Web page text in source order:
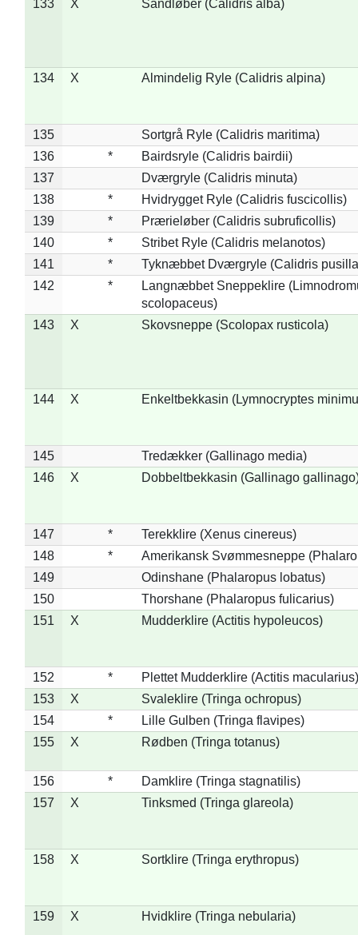
133 X Sandløber (Calidris alba)
134 X Almindelig Ryle (Calidris alpina)
135
Sortgrå Ryle (Calidris maritima)
136
*
Bairdsryle (Calidris bairdii)
137
Dværgryle (Calidris minuta)
138
*
Hvidrygget Ryle (Calidris fuscicollis)
139
*
Prærieløber (Calidris subruficollis)
140
*
Stribet Ryle (Calidris melanotos)
141
*
Tyknæbbet Dværgryle (Calidris
142
*
Langnæbbet Sneppeklire
scolopaceus)
143
X Skovsneppe (Scolopax rusticola)
144 X Enkeltbekkasin (Lymnocryptes
145
Tredækker (Gallinago media)
146
X Dobbeltbekkasin (Gallinago
147 *
Terekklire (Xenus cinereus)
148
*
Amerikansk Svømmesneppe
149
Odinshane (Phalaropus lobatus)
150
Thorshane (Phalaropus fulicarius)
151
X Mudderklire (Actitis hypoleucos)
152 *
Plettet Mudderklire (Actitis macularius)
153
X
Svaleklire (Tringa ochropus)
154
*
Lille Gulben (Tringa flavipes)
155
X Rødben (Tringa totanus)
156 *
Damklire (Tringa stagnatilis)
157
X Tinksmed (Tringa glareola)
158 X Sortklire (Tringa erythropus)
159 X Hvidklire (Tringa nebularia)